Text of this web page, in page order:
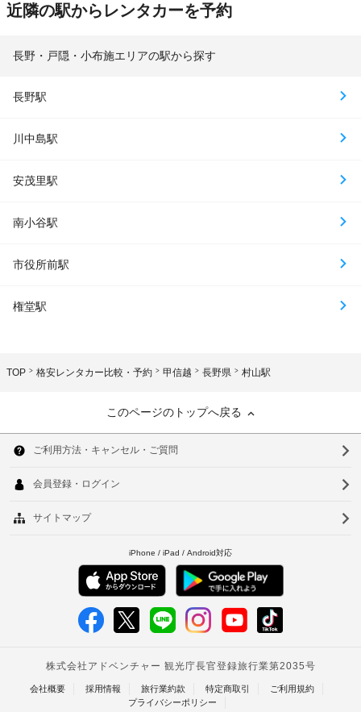
近隣の駅からレンタカーを予約
長野・戸隠・小布施エリアの駅から探す
長野駅
川中島駅
安茂里駅
南小谷駅
市役所前駅
権堂駅
TOP 格安レンタカー比較・予約 甲信越 長野県 村山駅
このページのトップへ戻る